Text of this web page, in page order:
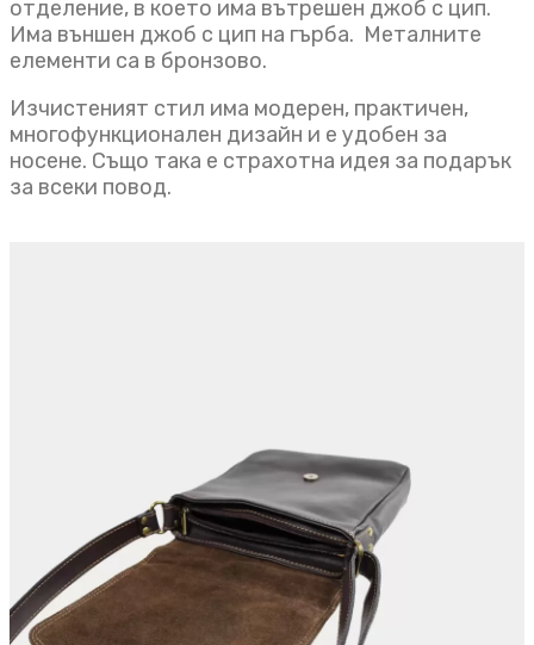
отделение, в което има вътрешен джоб с цип.
Има външен джоб с цип на гърба. Металните
елементи са в бронзово.
Изчистеният стил има модерен, практичен,
многофункционален дизайн и е удобен за
носене. Също така е страхотна идея за подарък
за всеки повод.